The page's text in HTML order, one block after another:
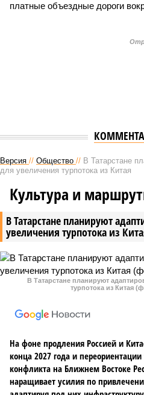
платные объездные дороги
Версия // Общество // В Татарстане
для увеличения турпотока из Китая
В Татарстане планируют
увеличения турпотока из
Культура и
В Татарстане планируют
турпотока из Китая
На фоне продления Россией и
конца 2027 года и
конфликта на Ближнем Востоке
наращивает усилия по